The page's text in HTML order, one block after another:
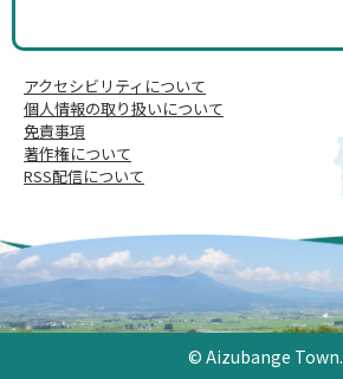
アクセシビリティについて
個人情報の取り扱いについて
免責事項
著作権について
RSS配信について
© Aizubange Town.